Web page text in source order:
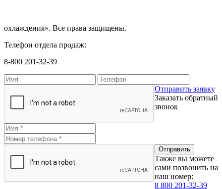
охлаждения». Все права защищены.
Телефон отдела продаж:
8-800 201-32-39
Отправить заявку
Заказать обратный
звонок
Также вы можете
сами позвонить на
наш номер:
8 800 201-32-39